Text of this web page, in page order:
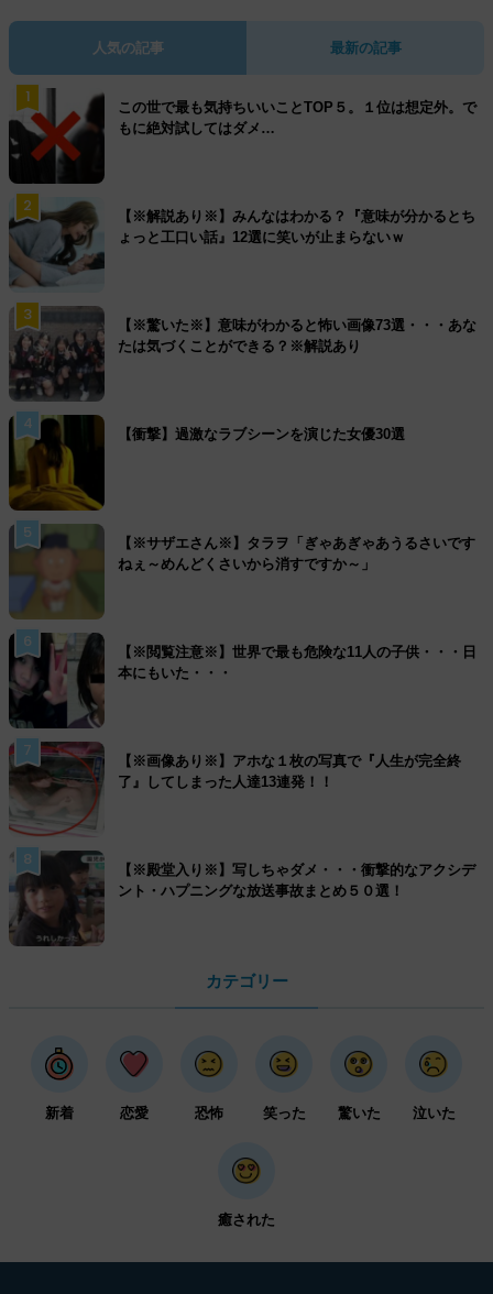
人気の記事 最新の記事
1
この世で最も気持ちいいことTOP５。１位は想定外。で
もに絶対試してはダメ…
2
【※解説あり※】みんなはわかる？『意味が分かるとち
ょっと工口い話』12選に笑いが止まらないｗ
3
【※驚いた※】意味がわかると怖い画像73選・・・あな
たは気づくことができる？※解説あり
4
【衝撃】過激なラブシーンを演じた女優30選
5
【※サザエさん※】タラヲ「ぎゃあぎゃあうるさいです
ねぇ～めんどくさいから消すですか～」
6
【※閲覧注意※】世界で最も危険な11人の子供・・・日
本にもいた・・・
7
【※画像あり※】アホな１枚の写真で『人生が完全終
了』してしまった人達13連発！！
8
【※殿堂入り※】写しちゃダメ・・・衝撃的なアクシデ
ント・ハプニングな放送事故まとめ５０選！
カテゴリー
新着 恋愛 恐怖 笑った 驚いた 泣いた
癒された